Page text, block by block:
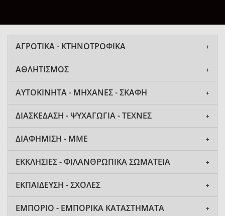
ΑΓΡΟΤΙΚΑ - ΚΤΗΝΟΤΡΟΦΙΚΑ
ΑΘΛΗΤΙΣΜΟΣ
ΑΥΤΟΚΙΝΗΤΑ - ΜΗΧΑΝΕΣ - ΣΚΑΦΗ
ΔΙΑΣΚΕΔΑΣΗ - ΨΥΧΑΓΩΓΙΑ - ΤΕΧΝΕΣ
ΔΙΑΦΗΜΙΣΗ - ΜΜΕ
ΕΚΚΛΗΣΙΕΣ - ΦΙΛΑΝΘΡΩΠΙΚΑ ΣΩΜΑΤΕΙΑ
ΕΚΠΑΙΔΕΥΣΗ - ΣΧΟΛΕΣ
ΕΜΠΟΡΙΟ - ΕΜΠΟΡΙΚΑ ΚΑΤΑΣΤΗΜΑΤΑ